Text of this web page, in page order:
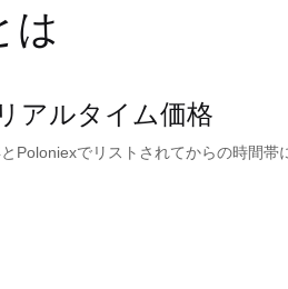
は
アルタイム価格
Poloniexでリストされてからの時間